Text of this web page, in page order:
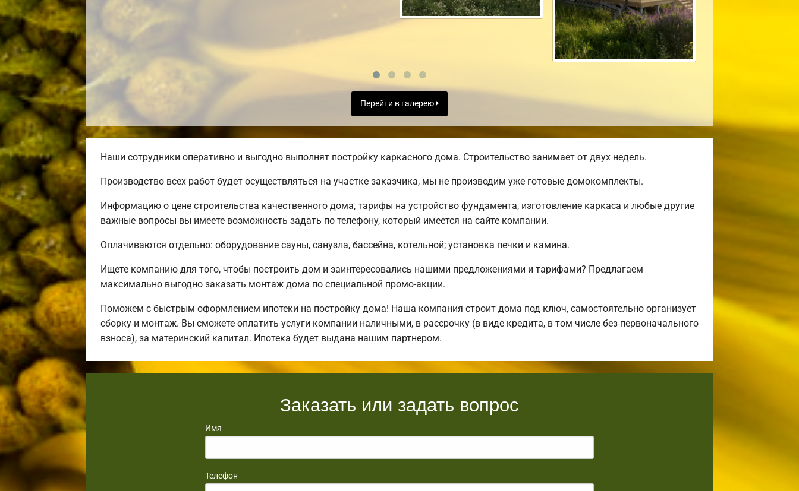
Перейти в галерею
Наши сотрудники оперативно и выгодно выполнят постройку каркасного дома. Строительство занимает от двух недель.
Производство всех работ будет осуществляться на участке заказчика, мы не производим уже готовые домокомплекты.
Информацию о цене строительства качественного дома, тарифы на устройство фундамента, изготовление каркаса и любые другие
важные вопросы вы имеете возможность задать по телефону, который имеется на сайте компании.
Оплачиваются отдельно: оборудование сауны, санузла, бассейна, котельной; установка печки и камина.
Ищете компанию для того, чтобы построить дом и заинтересовались нашими предложениями и тарифами? Предлагаем
максимально выгодно заказать монтаж дома по специальной промо-акции.
Поможем с быстрым оформлением ипотеки на постройку дома! Наша компания строит дома под ключ, самостоятельно организует
сборку и монтаж. Вы сможете оплатить услуги компании наличными, в рассрочку (в виде кредита, в том числе без первоначального
взноса), за материнский капитал. Ипотека будет выдана нашим партнером.
Заказать или задать вопрос
Имя
Телефон